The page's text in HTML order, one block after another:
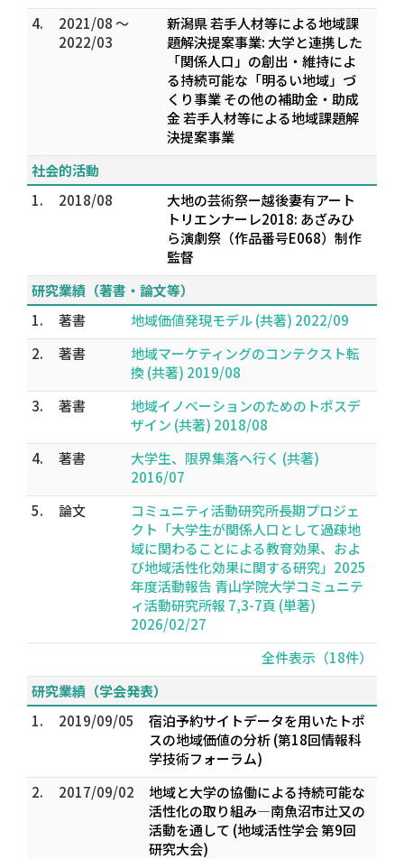
4.
2021/08 ～
2022/03
新潟県 若手人材等による地域課
題解決提案事業: 大学と連携した
「関係人口」の創出・維持によ
る持続可能な「明るい地域」づ
くり事業 その他の補助金・助成
金 若手人材等による地域課題解
決提案事業
社会的活動
1.
2018/08
大地の芸術祭ー越後妻有アート
トリエンナーレ2018: あざみひ
ら演劇祭（作品番号E068）制作
監督
研究業績（著書・論文等）
1.
著書
地域価値発現モデル (共著) 2022/09
2.
著書
地域マーケティングのコンテクスト転
換 (共著) 2019/08
3.
著書
地域イノベーションのためのトポスデ
ザイン (共著) 2018/08
4.
著書
大学生、限界集落へ行く (共著)
2016/07
5.
論文
コミュニティ活動研究所長期プロジェ
クト「大学生が関係人口として過疎地
域に関わることによる教育効果、およ
び地域活性化効果に関する研究」2025
年度活動報告 青山学院大学コミュニテ
ィ活動研究所報 7,3-7頁 (単著)
2026/02/27
全件表示（18件）
研究業績（学会発表）
1.
2019/09/05
宿泊予約サイトデータを用いたトポ
スの地域価値の分析 (第18回情報科
学技術フォーラム)
2.
2017/09/02
地域と大学の協働による持続可能な
活性化の取り組み―南魚沼市辻又の
活動を通して (地域活性学会 第9回
研究大会)